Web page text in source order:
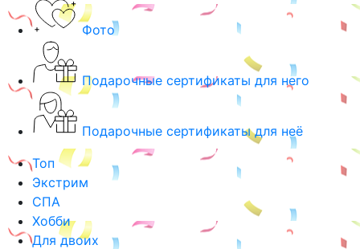
Фото
Подарочные сертификаты для него
Подарочные сертификаты для неё
Топ
Экстрим
СПА
Хобби
Для двоих